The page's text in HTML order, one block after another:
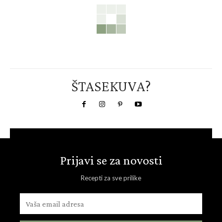
ŠTASEKUVA?
Prijavi se za novosti
Recepti za sve prilike